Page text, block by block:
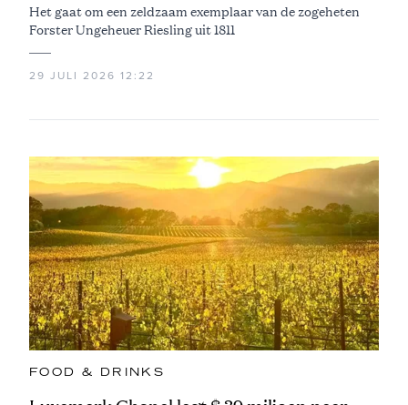
Het gaat om een zeldzaam exemplaar van de zogeheten
Forster Ungeheuer Riesling uit 1811
29 JULI 2026 12:22
FOOD & DRINKS